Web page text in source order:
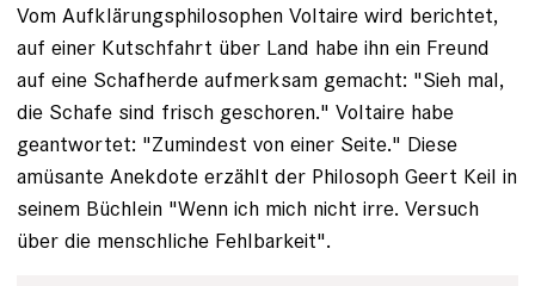
Vom Aufklärungsphilosophen Voltaire wird berichtet,
auf einer Kutschfahrt über Land habe ihn ein Freund
auf eine Schafherde aufmerksam gemacht: "Sieh mal,
die Schafe sind frisch geschoren." Voltaire habe
geantwortet: "Zumindest von einer Seite." Diese
amüsante Anekdote erzählt der Philosoph Geert Keil in
seinem Büchlein "Wenn ich mich nicht irre. Versuch
über die menschliche Fehlbarkeit".